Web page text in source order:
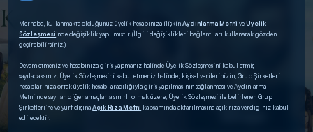
DİĞER SONUÇLAR
Merhaba, kullanmakta olduğunuz üyelik hesabınıza ilişkinAydınlatma Metni veÜyelik
Sözleşmesi’nde değişiklik yapılmıştır. (İlgili değişiklikleri bağlantıları kullanarak gözden
geçirebilirsiniz.)
Devam etmeniz ve hesabınıza giriş yapmanız halinde Üyelik Sözleşmesini kabul etmiş
sayılacaksınız. Üyelik Sözleşmesini kabul etmeniz halinde; kişisel verilerinizin, Grup Şirketleri
hesaplarınıza ortak üyelik hesabı aracılığıyla giriş yapılmasının sağlanması ve Aydınlatma
Metni’nde sayılan diğer amaçlarla sınırlı olmak üzere, Üyelik Sözleşmesi ile belirlenen Grup
Şirketleri’ne ve yurt dışınaAçık Rıza Metni kapsamında aktarılmasına açık rıza verdiğiniz kabul
edilecektir.